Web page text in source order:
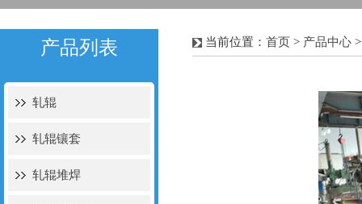
产品列表
轧辊
轧辊镶套
轧辊堆焊
当前位置： 首页 > 产品中心